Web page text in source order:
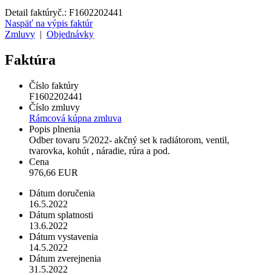
Detail faktúryč.: F1602202441
Naspäť na výpis faktúr
Zmluvy | Objednávky
Faktúra
Číslo faktúry
F1602202441
Číslo zmluvy
Rámcová kúpna zmluva
Popis plnenia
Odber tovaru 5/2022- akčný set k radiátorom, ventil,
tvarovka, kohút , náradie, rúra a pod.
Cena
976,66 EUR
Dátum doručenia
16.5.2022
Dátum splatnosti
13.6.2022
Dátum vystavenia
14.5.2022
Dátum zverejnenia
31.5.2022